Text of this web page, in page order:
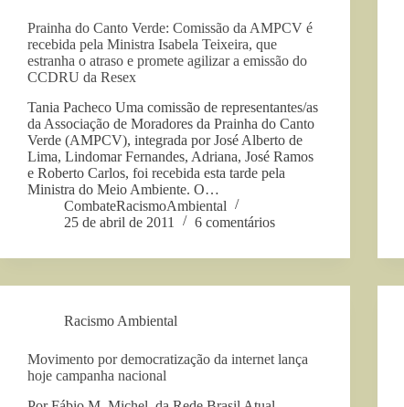
Prainha do Canto Verde: Comissão da AMPCV é
recebida pela Ministra Isabela Teixeira, que
estranha o atraso e promete agilizar a emissão do
CCDRU da Resex
Tania Pacheco Uma comissão de representantes/as
da Associação de Moradores da Prainha do Canto
Verde (AMPCV), integrada por José Alberto de
Lima, Lindomar Fernandes, Adriana, José Ramos
e Roberto Carlos, foi recebida esta tarde pela
Ministra do Meio Ambiente. O…
CombateRacismoAmbiental
25 de abril de 2011
6 comentários
Racismo Ambiental
Movimento por democratização da internet lança
hoje campanha nacional